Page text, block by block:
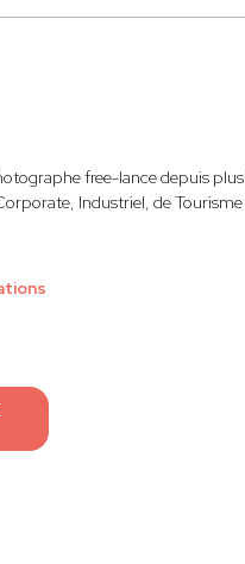
free-lance depuis
Industriel, de